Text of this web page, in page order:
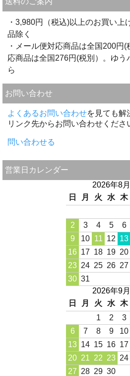
・3,980円（税込)以上のお買い
品除く
・メール便対応商品は全国200円
応商品は全国276円(税別）。ゆう
ら
お問い合わせ
よくあるお問い合わせを見ても解
リンク先からお問い合わせくださ
問い合わせる
営業日カレンダー
2026年8月
日
月 火 水 木
2
3 4 5 6
9
10 11 12 13
16 17 18 19 20
23 24 25 26 27
30 31
2026年9月
日
月 火 水 木
1
2 3
6
7 8 9 10
13 14 15 16 17
20 21 22 23 24
27 28 29 30